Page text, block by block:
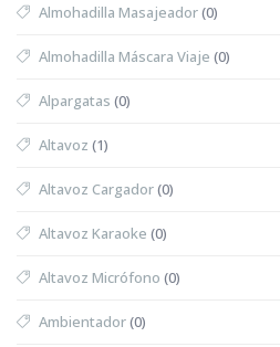
Almohadilla Masajeador(0)
Almohadilla Máscara Viaje (0)
Alpargatas (0)
Altavoz (1)
Altavoz Cargador(0)
Altavoz Karaoke (0)
Altavoz Micrófono (0)
Ambientador(0)